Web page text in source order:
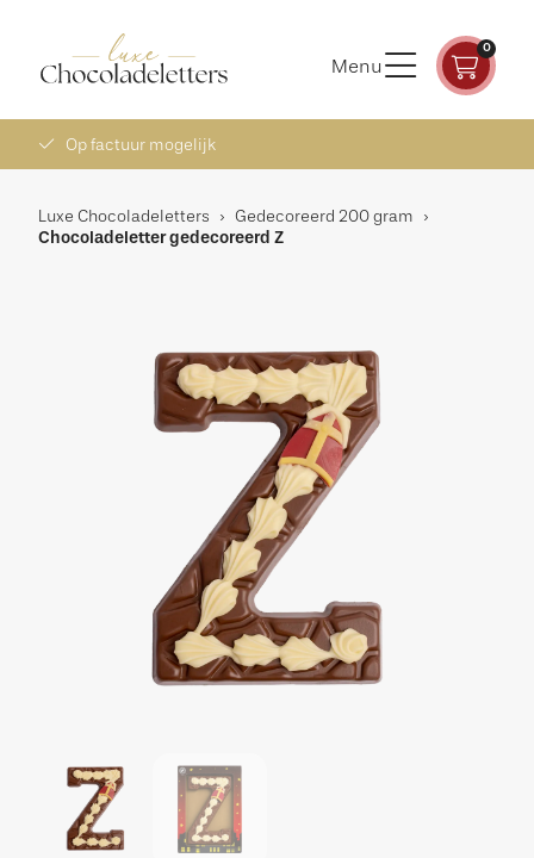
Menu
0
Op factuur mogelijk
Luxe Chocoladeletters › Gedecoreerd 200 gram ›
Chocoladeletter gedecoreerd Z